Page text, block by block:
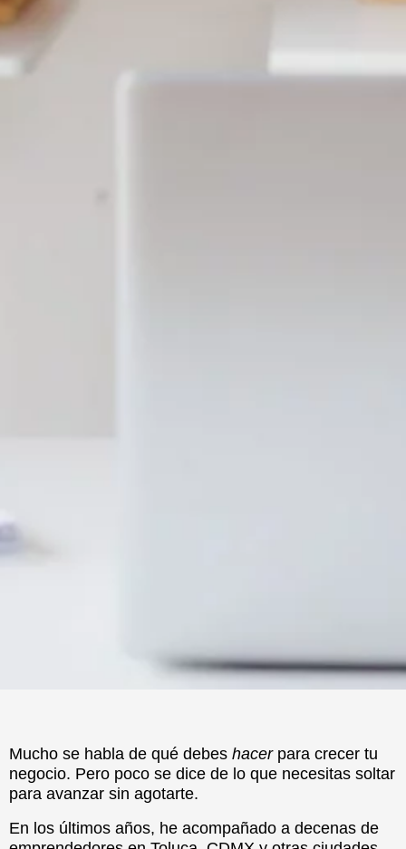
Mucho se habla de qué debes hacerpara crecer tu
negocio. Pero poco se dice de lo que necesitas soltar
para avanzar sin agotarte.
En los últimos años, he acompañado a decenas de